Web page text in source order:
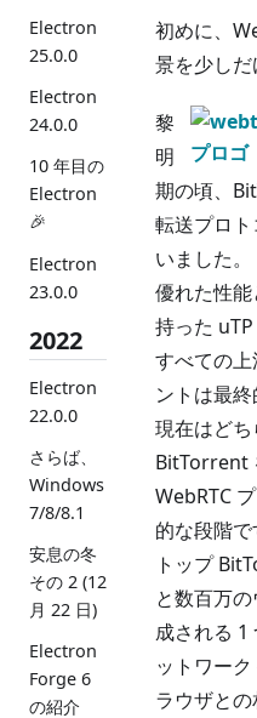
Electron
25.0.0
Electron
24.0.0
10 年目の
Electron
🎉
Electron
23.0.0
2022
Electron
22.0.0
さらば、
Windows
7/8/8.1
安息の冬
その 2 (12
月 22 日)
Electron
Forge 6
の紹介
初めに、
景を少しだ
黎
明
期の頃、
転送プロ
いました。
優れた性
持った uTP
すべての
ントは最終
現在はど
BitTorrent
WebRTC
的な段階
トップ
と数百万
成される 1
ットワー
ラウザと